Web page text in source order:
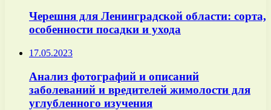
Черешня для Ленинградской области: сорта,
особенности посадки и ухода
17.05.2023
Анализ фотографий и описаний
заболеваний и вредителей жимолости для
углубленного изучения